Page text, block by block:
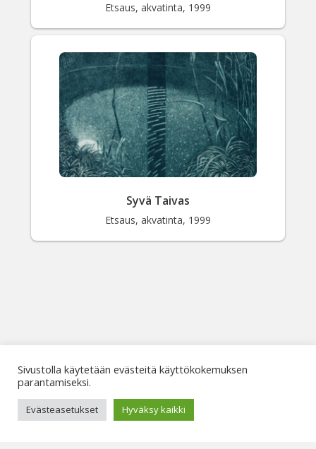
Etsaus, akvatinta, 1999
Syvä Taivas
Etsaus, akvatinta, 1999
Sivustolla käytetään evästeitä käyttökokemuksen
parantamiseksi.
Evästeasetukset Hyväksy kaikki